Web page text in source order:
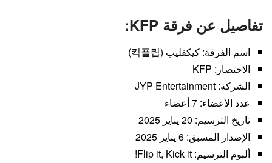
تفاصيل عن فرقة KFP:
اسم الفرقة: كيكفليب (킥플립)
الاختصار: KFP
الشركة: JYP Entertainment
عدد الأعضاء: 7 أعضاء
تاريخ الترسيم: 20 يناير 2025
الإصدار المسبق: 6 يناير 2025
ألبوم الترسيم: Flip it, Kick it!